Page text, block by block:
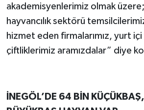
akademisyenlerimiz olmak
hayvancılık sektörü
hizmet eden firmalarımız, yurt içi
çiftliklerimiz aramızdalar” diye
İNEGÖL’DE 64 BİN